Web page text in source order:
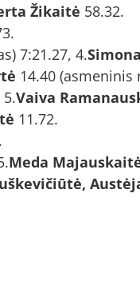
Žikaitė 58.32.
7:21.27, 4.
14.40 (asmeninis
5.Vaiva
11.72.
Meda